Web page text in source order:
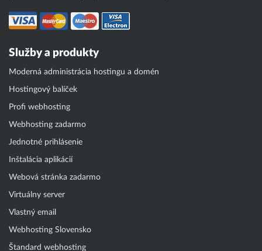
Služby a produkty
Moderná administrácia hostingu a domén
Hostingový balíček
Profi webhosting
Webhosting zadarmo
Jednotné prihlásenie
Inštalácia aplikácií
Webová stránka zadarmo
Virtuálny server
Vlastný email
Webhosting Slovensko
Štandard webhosting